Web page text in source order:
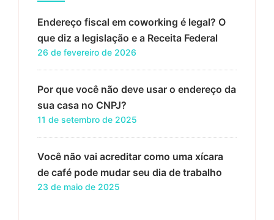
Endereço fiscal em coworking é legal? O
que diz a legislação e a Receita Federal
26 de fevereiro de 2026
Por que você não deve usar o endereço da
sua casa no CNPJ?
11 de setembro de 2025
Você não vai acreditar como uma xícara
de café pode mudar seu dia de trabalho
23 de maio de 2025